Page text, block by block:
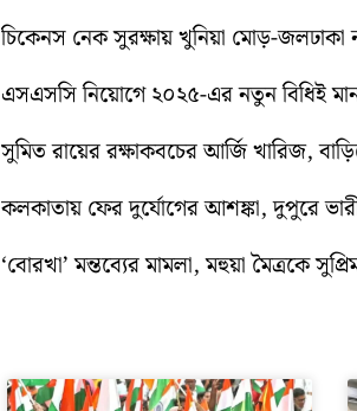
চিকেনস নেক সুরক্ষায় খুনিয়া মোড়-
এসএসসি নিয়োগে ২০২৫-এর নতুন বিধিই
সুমিত রায়ের রক্ষাকবচের আর্জি খারিজ,
কলকাতায় ফের দুর্যোগের আশঙ্কা, দুপুরে ভারী
‘বোরখা’ মন্তব্যের মামলা, মহুয়া মৈত্রকে